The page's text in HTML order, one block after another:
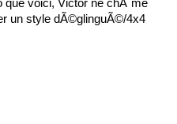
que voici, Victor ne chÃ´me
un style dÃ©glinguÃ©/4x4